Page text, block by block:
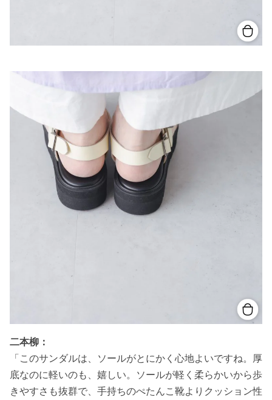
二本柳：
「このサンダルは、ソールがとにかく心地よいですね。厚
底なのに軽いのも、嬉しい。ソールが軽く柔らかいから歩
きやすさも抜群で、手持ちのぺたんこ靴よりクッション性